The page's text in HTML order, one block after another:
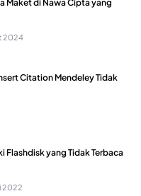
Maket di Nawa Cipta yang
2024
Citation Mendeley Tidak
Flashdisk yang Tidak Terbaca
2022